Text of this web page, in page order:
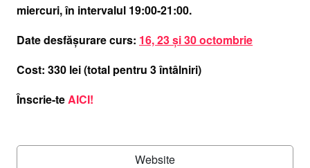
miercuri, în intervalul 19:00-21:00.
Date desfăşurare curs: 16, 23 şi 30 octombrie
Cost: 330 lei (total pentru 3 întâlniri)
Înscrie-te AICI!
Website